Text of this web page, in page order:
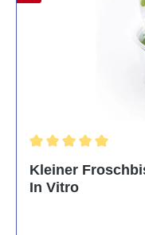
Kleiner
In Vitro